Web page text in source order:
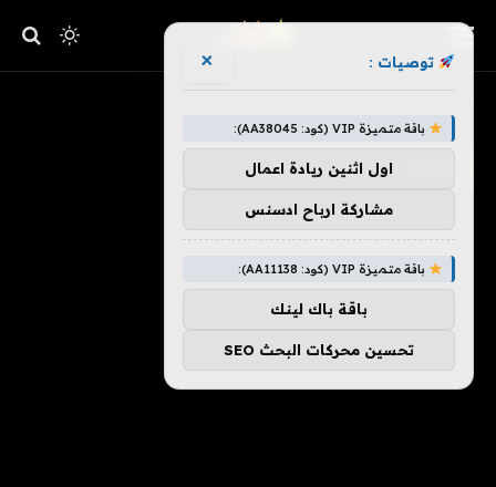
توصيات : ×
باقة متميزة VIP (كود: AA38045):
اول اثنين ريادة اعمال
مشاركة ارباح ادسنس
باقة متميزة VIP (كود: AA11138):
باقة باك لينك
تحسين محركات البحث SEO